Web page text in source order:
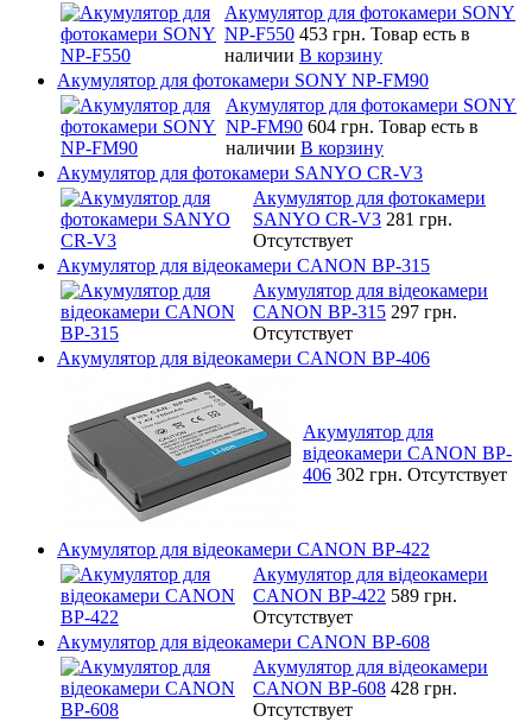
Акумулятор для фотокамери SONY
NP-F550 453 грн. Товар есть в
наличии В корзину
Акумулятор для фотокамери SONY NP-FM90
Акумулятор для фотокамери SONY
NP-FM90 604 грн. Товар есть в
наличии В корзину
Акумулятор для фотокамери SANYO CR-V3
Акумулятор для фотокамери
SANYO CR-V3 281 грн.
Отсутствует
Акумулятор для відеокамери CANON BP-315
Акумулятор для відеокамери
CANON BP-315 297 грн.
Отсутствует
Акумулятор для відеокамери CANON BP-406
Акумулятор для
відеокамери CANON BP-
406 302 грн. Отсутствует
Акумулятор для відеокамери CANON BP-422
Акумулятор для відеокамери
CANON BP-422 589 грн.
Отсутствует
Акумулятор для відеокамери CANON BP-608
Акумулятор для відеокамери
CANON BP-608 428 грн.
Отсутствует